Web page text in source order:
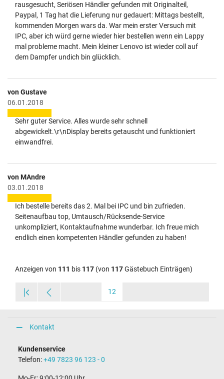
rausgesucht, Seriösen Händler gefunden mit Originalteil,
Paypal, 1 Tag hat die Lieferung nur gedauert: Mittags bestellt,
kommenden Morgen wars da. War mein erster Versuch mit
IPC, aber ich würd gerne wieder hier bestellen wenn ein Lappy
mal probleme macht. Mein kleiner Lenovo ist wieder coll auf
dem Dampfer undich bin glücklich.
von Gustave
06.01.2018
Sehr guter Service. Alles wurde sehr schnell
abgewickelt.\r\nDisplay bereits getauscht und funktioniert
einwandfrei.
von MAndre
03.01.2018
Ich bestelle bereits das 2. Mal bei IPC und bin zufrieden.
Seitenaufbau top, Umtausch/Rücksende-Service
unkompliziert, Kontaktaufnahme wunderbar. Ich freue mich
endlich einen kompetenten Händler gefunden zu haben!
Anzeigen von 111 bis 117 (von 117Gästebuch Einträgen)
12
Kontakt
Kundenservice
Telefon:+49 7823 96 123 - 0